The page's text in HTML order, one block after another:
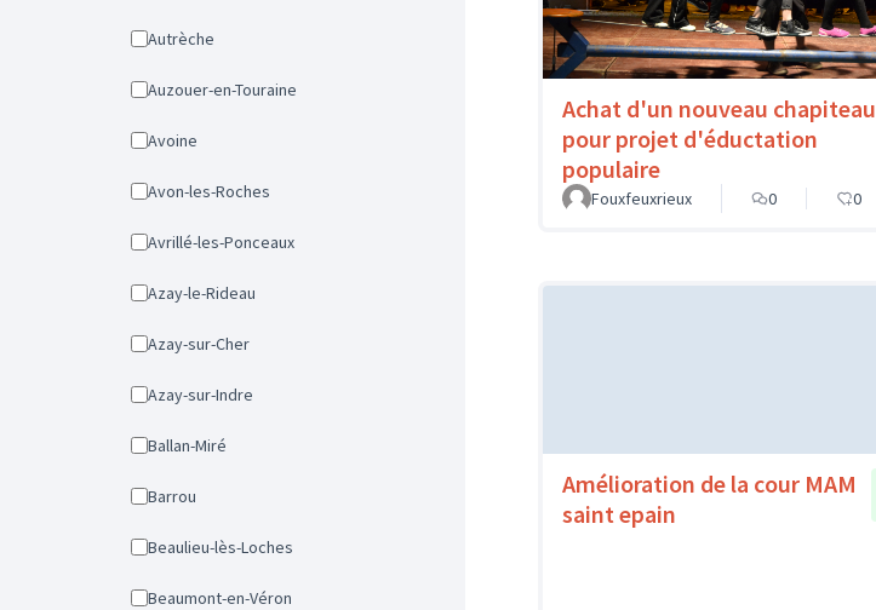
Autrèche
Auzouer-en-Touraine
Avoine
Avon-les-Roches
Avrillé-les-Ponceaux
Azay-le-Rideau
Azay-sur-Cher
Azay-sur-Indre
Ballan-Miré
Barrou
Beaulieu-lès-Loches
Beaumont-en-Véron
Achat d'un nouveau chapiteau
pour projet d'éductation
populaire
Fouxfeuxrieux 0 0
Amélioration de la cour MAM
saint epain